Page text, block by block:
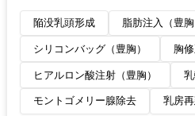
陥没乳頭形成 脂肪注入（豊胸
シリコンバッグ（豊胸） 胸
ヒアルロン酸注射（豊胸）
モントゴメリー腺除去 乳房